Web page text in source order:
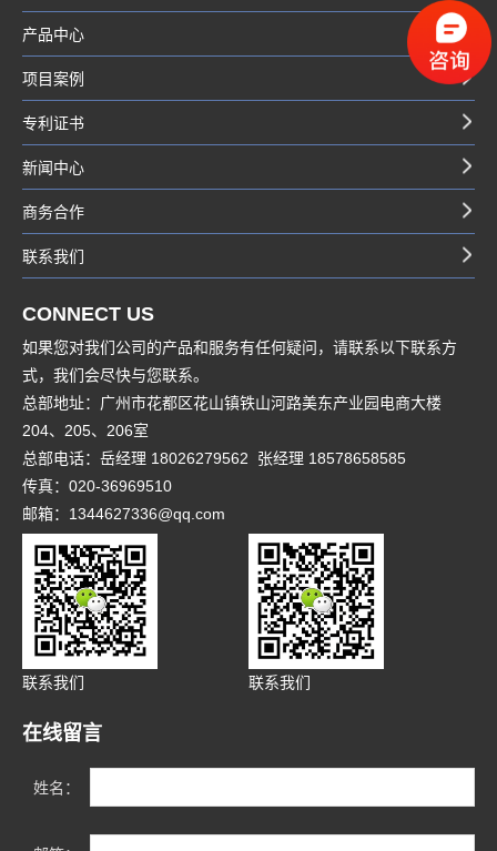
产品中心
项目案例
专利证书
新闻中心
商务合作
联系我们
CONNECT US
如果您对我们公司的产品和服务有任何疑问，请联系以下联系方
式，我们会尽快与您联系。
总部地址：广州市花都区花山镇铁山河路美东产业园电商大楼
204、205、206室
总部电话：岳经理 18026279562 张经理 18578658585
传真：020-36969510
邮箱：1344627336@qq.com
联系我们 联系我们
在线留言
姓名：